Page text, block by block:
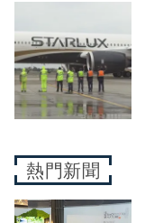
熱門新聞